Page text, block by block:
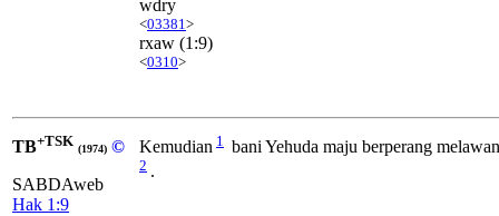
wdry
<03381 >
rxaw (1:9)
<0310>
TB+TSK (1974) ©
SABDAweb
Hak 1:9
Kemudian 1 bani Yehuda maju berperang
2 .